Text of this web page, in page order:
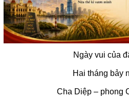
Ngày vui của
Hai tháng bảy
Cha Diệp – phong